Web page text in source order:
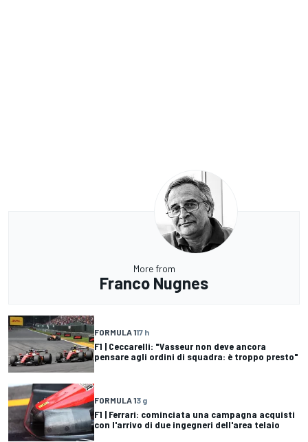
More from
Franco Nugnes
FORMULA 117 h
F1 | Ceccarelli: "Vasseur non deve ancora
pensare agli ordini di squadra: è troppo presto"
FORMULA 13 g
F1 | Ferrari: cominciata una campagna acquisti
con l'arrivo di due ingegneri dell'area telaio